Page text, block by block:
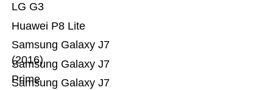
Samsung Galaxy J7
Samsung Galaxy J7
Prime
Samsung Galaxy J7
(2016)
Huawei P8 Lite
LG G3